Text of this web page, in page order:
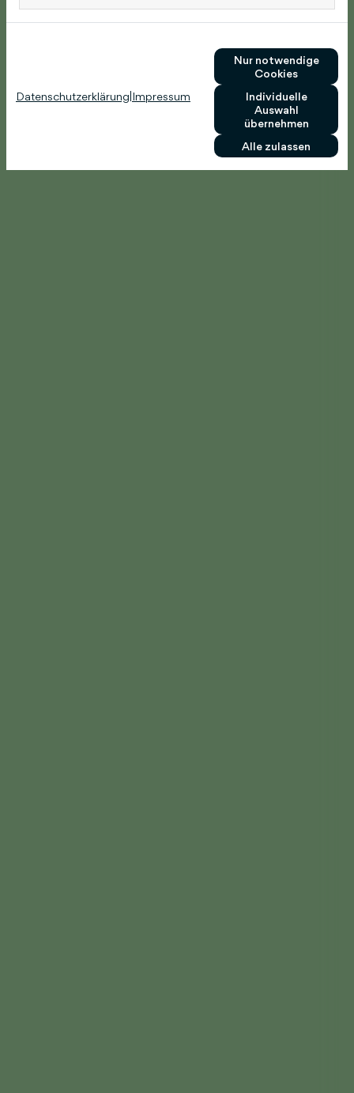
Datenschutzerklärung Impressum
Nur notwendige
Cookies
Individuelle
Auswahl
übernehmen
Alle zulassen